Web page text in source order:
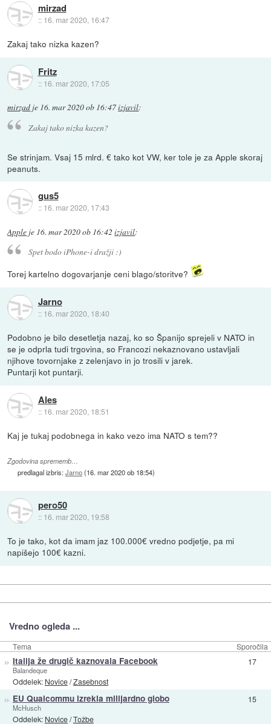
mirzad
:: 16. mar 2020, 16:47
Zakaj tako nizka kazen?
Fritz
:: 16. mar 2020, 17:05
mirzad je 16. mar 2020 ob 16:47izjavil:
Zakaj tako nizka kazen?
Se strinjam. Vsaj 15 mlrd. € tako kot VW, ker tole je za Apple skoraj
peanuts.
gus5
:: 16. mar 2020, 17:43
Apple je 16. mar 2020 ob 16:42 izjavil:
Spet bodo iPhone-i dražji :)
Torej kartelno dogovarjanje ceni blago/storitve?
Jarno
:: 16. mar 2020, 18:40
Podobno je bilo desetletja nazaj, ko so Španijo sprejeli v NATO in
se je odprla tudi trgovina, so Francozi nekaznovano ustavljali
njihove tovornjake z zelenjavo in jo trosili v jarek.
Puntarji kot puntarji.
Ales
:: 16. mar 2020, 18:51
Kaj je tukaj podobnega in kako vezo ima NATO s tem??
Zgodovina sprememb…
predlagal izbris:Jarno(16. mar 2020 ob 18:54)
pero50
:: 16. mar 2020, 19:58
To je tako, kot da imam jaz 100.000€ vredno podjetje, pa mi
napišejo 100€ kazni.
Vredno ogleda ...
Tema Sporočila
» Italija že drugič kaznovala Facebook
Balandeque
Oddelek: Novice/Zasebnost
17
» EU Qualcommu izrekla milijardno globo
McHusch
Oddelek: Novice/Tožbe
15